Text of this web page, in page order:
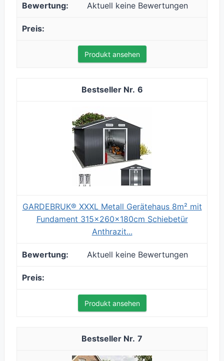
Aktuell keine Bewertungen
Produkt ansehen
6
GARDEBRUK® XXXL Metall Gerätehaus 8m² mit
Fundament 315x260x180cm Schiebetür
Anthrazit...
Aktuell keine Bewertungen
Produkt ansehen
7